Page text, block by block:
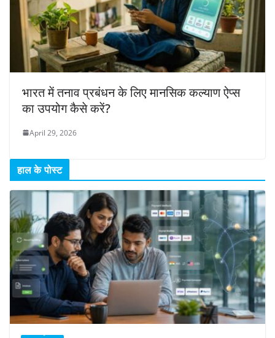
भारत में तनाव प्रबंधन के लिए मानसिक कल्याण ऐप्स
का उपयोग कैसे करें?
April 29, 2026
हाल के पोस्ट